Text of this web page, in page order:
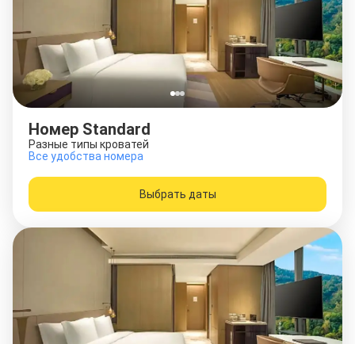
Номер Standard
Разные типы кроватей
Все удобства номера
Выбрать даты